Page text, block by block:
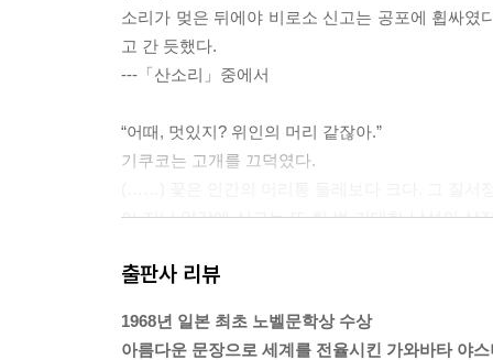
소리가 멎은 뒤에야 비로소 신고는 공포에 휩싸
고 간 듯했다.
---「산소리」중에서
“어때, 멋있지? 위인의 머리 같잖아.”
기쿠코는 고개를 끄덕였다.
이 지닌 양감에 신고는 또 한 번 거대한 남성의 상
여름도 희미해지고 바람 한 점 없는 저녁 무렵이었
“나는 말이지, 요즘 머릿속이 매우 멍해져서 해바
출판사 리뷰
1968년 일본 최초 노벨문학상 수상
아름다운 문장으로 세계를 전율시킨 가와바타 야